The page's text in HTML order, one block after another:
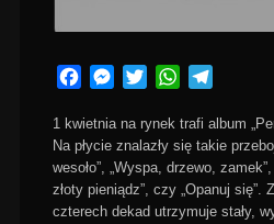
FacebookMessenger
TwitterWhatsApp
1 kwietnia na rynek trafi album
Na płycie znalazły się takie
wesoło”, „Wyspa, drzewo,
złoty pieniądz”, czy „Opanuj się”.
czterech dekad utrzymuje stały,